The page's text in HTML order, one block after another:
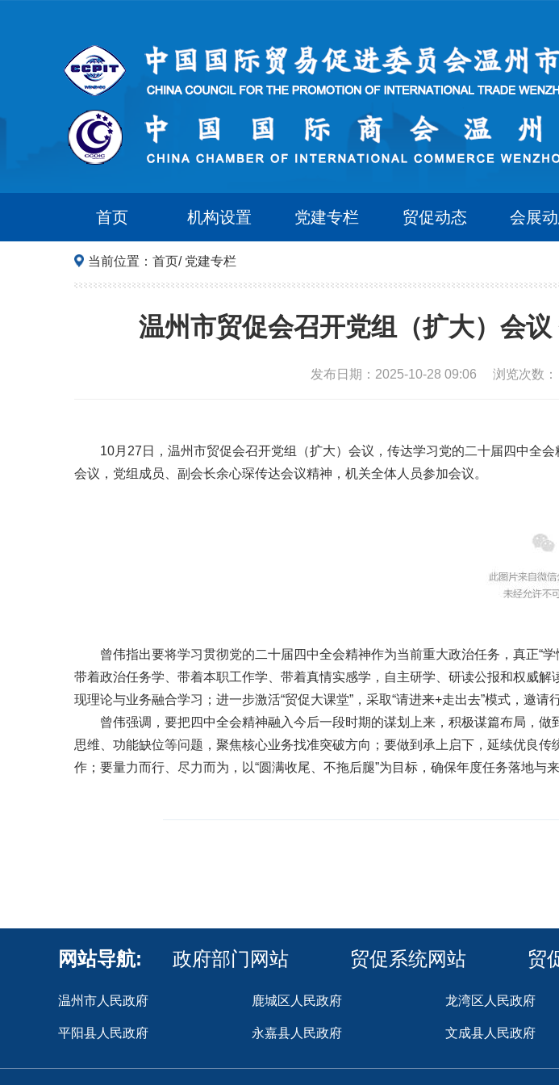
首页 机构设置 党建专栏 贸促动态 会展
当前位置： 首页/ 党建专栏
温州市贸促会召开党组（扩大）会
发布日期：2025-10-28 09:06 浏览次数：
10月27日，温州市贸促会召开党组（扩大）会议，传达学习党的二十届四中全
会议，党组成员、副会长余心琛传达会议精神，机关全体人员参加会议。
曾伟指出要将学习贯彻党的二十届四中全会精神作为当前重大政治任务，真正“
带着政治任务学、带着本职工作学、带着真情实感学，自主研学、研读公报和权威
现理论与业务融合学习；进一步激活“贸促大课堂”，采取“请进来+走出去”模式，邀
曾伟强调，要把四中全会精神融入今后一段时期的谋划上来，积极谋篇布局，
思维、功能缺位等问题，聚焦核心业务找准突破方向；要做到承上启下，延续优良传
作；要量力而行、尽力而为，以“圆满收尾、不拖后腿”为目标，确保年度任务落地与
网站导航: 政府部门网站 贸促系统网站 贸
温州市人民政府 鹿城区人民政府 龙湾区人民政府
平阳县人民政府 永嘉县人民政府 文成县人民政府